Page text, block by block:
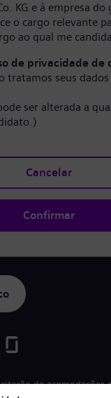
KG e à empresa do
o cargo relevante
ao qual me
de privacidade de
tratamos seus dados
ser alterada a
Cancelar
Confirmar
de acomodações